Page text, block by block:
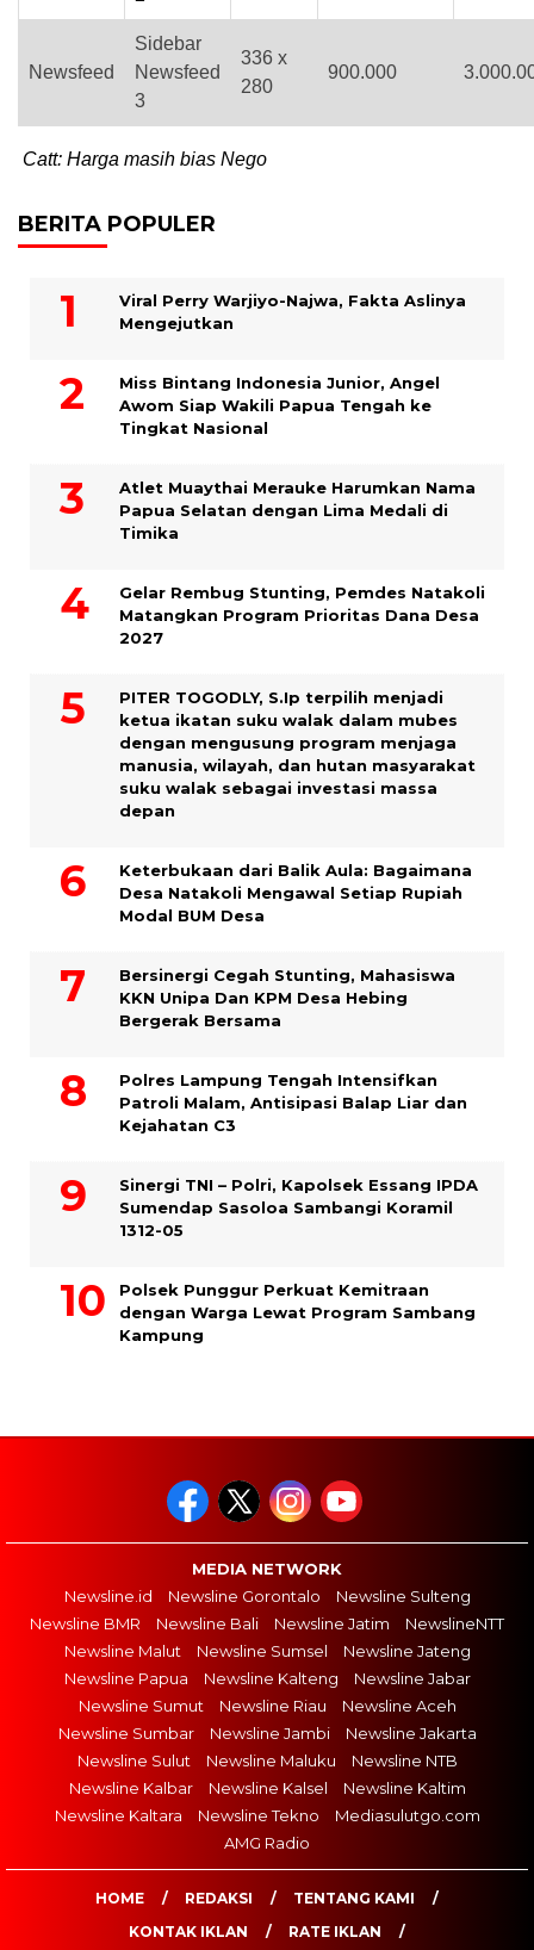
Newsfeed
Sidebar
Newsfeed
3
336 x
280
900.000
Catt: Harga masih bias Nego
BERITA POPULER
Viral Perry Warjiyo-Najwa, Fakta Aslinya
Mengejutkan
Miss Bintang Indonesia Junior, Angel
Awom Siap Wakili Papua Tengah ke
Tingkat Nasional
Atlet Muaythai Merauke Harumkan Nama
Papua Selatan dengan Lima Medali di
Timika
Gelar Rembug Stunting, Pemdes Natakoli
Matangkan Program Prioritas Dana Desa
2027
PITER TOGODLY, S.Ip terpilih menjadi
ketua ikatan suku walak dalam mubes
dengan mengusung program menjaga
manusia, wilayah, dan hutan masyarakat
suku walak sebagai investasi massa
depan
Keterbukaan dari Balik Aula: Bagaimana
Desa Natakoli Mengawal Setiap Rupiah
Modal BUM Desa
Bersinergi Cegah Stunting, Mahasiswa
KKN Unipa Dan KPM Desa Hebing
Bergerak Bersama
Polres Lampung Tengah Intensifkan
Patroli Malam, Antisipasi Balap Liar dan
Kejahatan C3
Sinergi TNI – Polri, Kapolsek Essang IPDA
Sumendap Sasoloa Sambangi Koramil
1312-05
Polsek Punggur Perkuat Kemitraan
dengan Warga Lewat Program Sambang
Kampung
MEDIA NETWORK
Newsline.id
Newsline Gorontalo
Newsline Sulteng
Newsline BMR
Newsline Bali Newsline Jatim
NewslineNTT
Newsline Malut
Newsline Sumsel
Newsline Jateng
Newsline Papua
Newsline Kalteng
Newsline Jabar
Newsline Sumut
Newsline Riau
Newsline Aceh
Newsline Sumbar
Newsline Jambi
Newsline Jakarta
Newsline Sulut
Newsline Maluku
Newsline NTB
Newsline Kalbar
Newsline Kalsel
Newsline Kaltim
Newsline Kaltara
Newsline Tekno
Mediasulutgo.com
AMG Radio
HOME REDAKSI
TENTANG KAMI
KONTAK IKLAN
RATE IKLAN